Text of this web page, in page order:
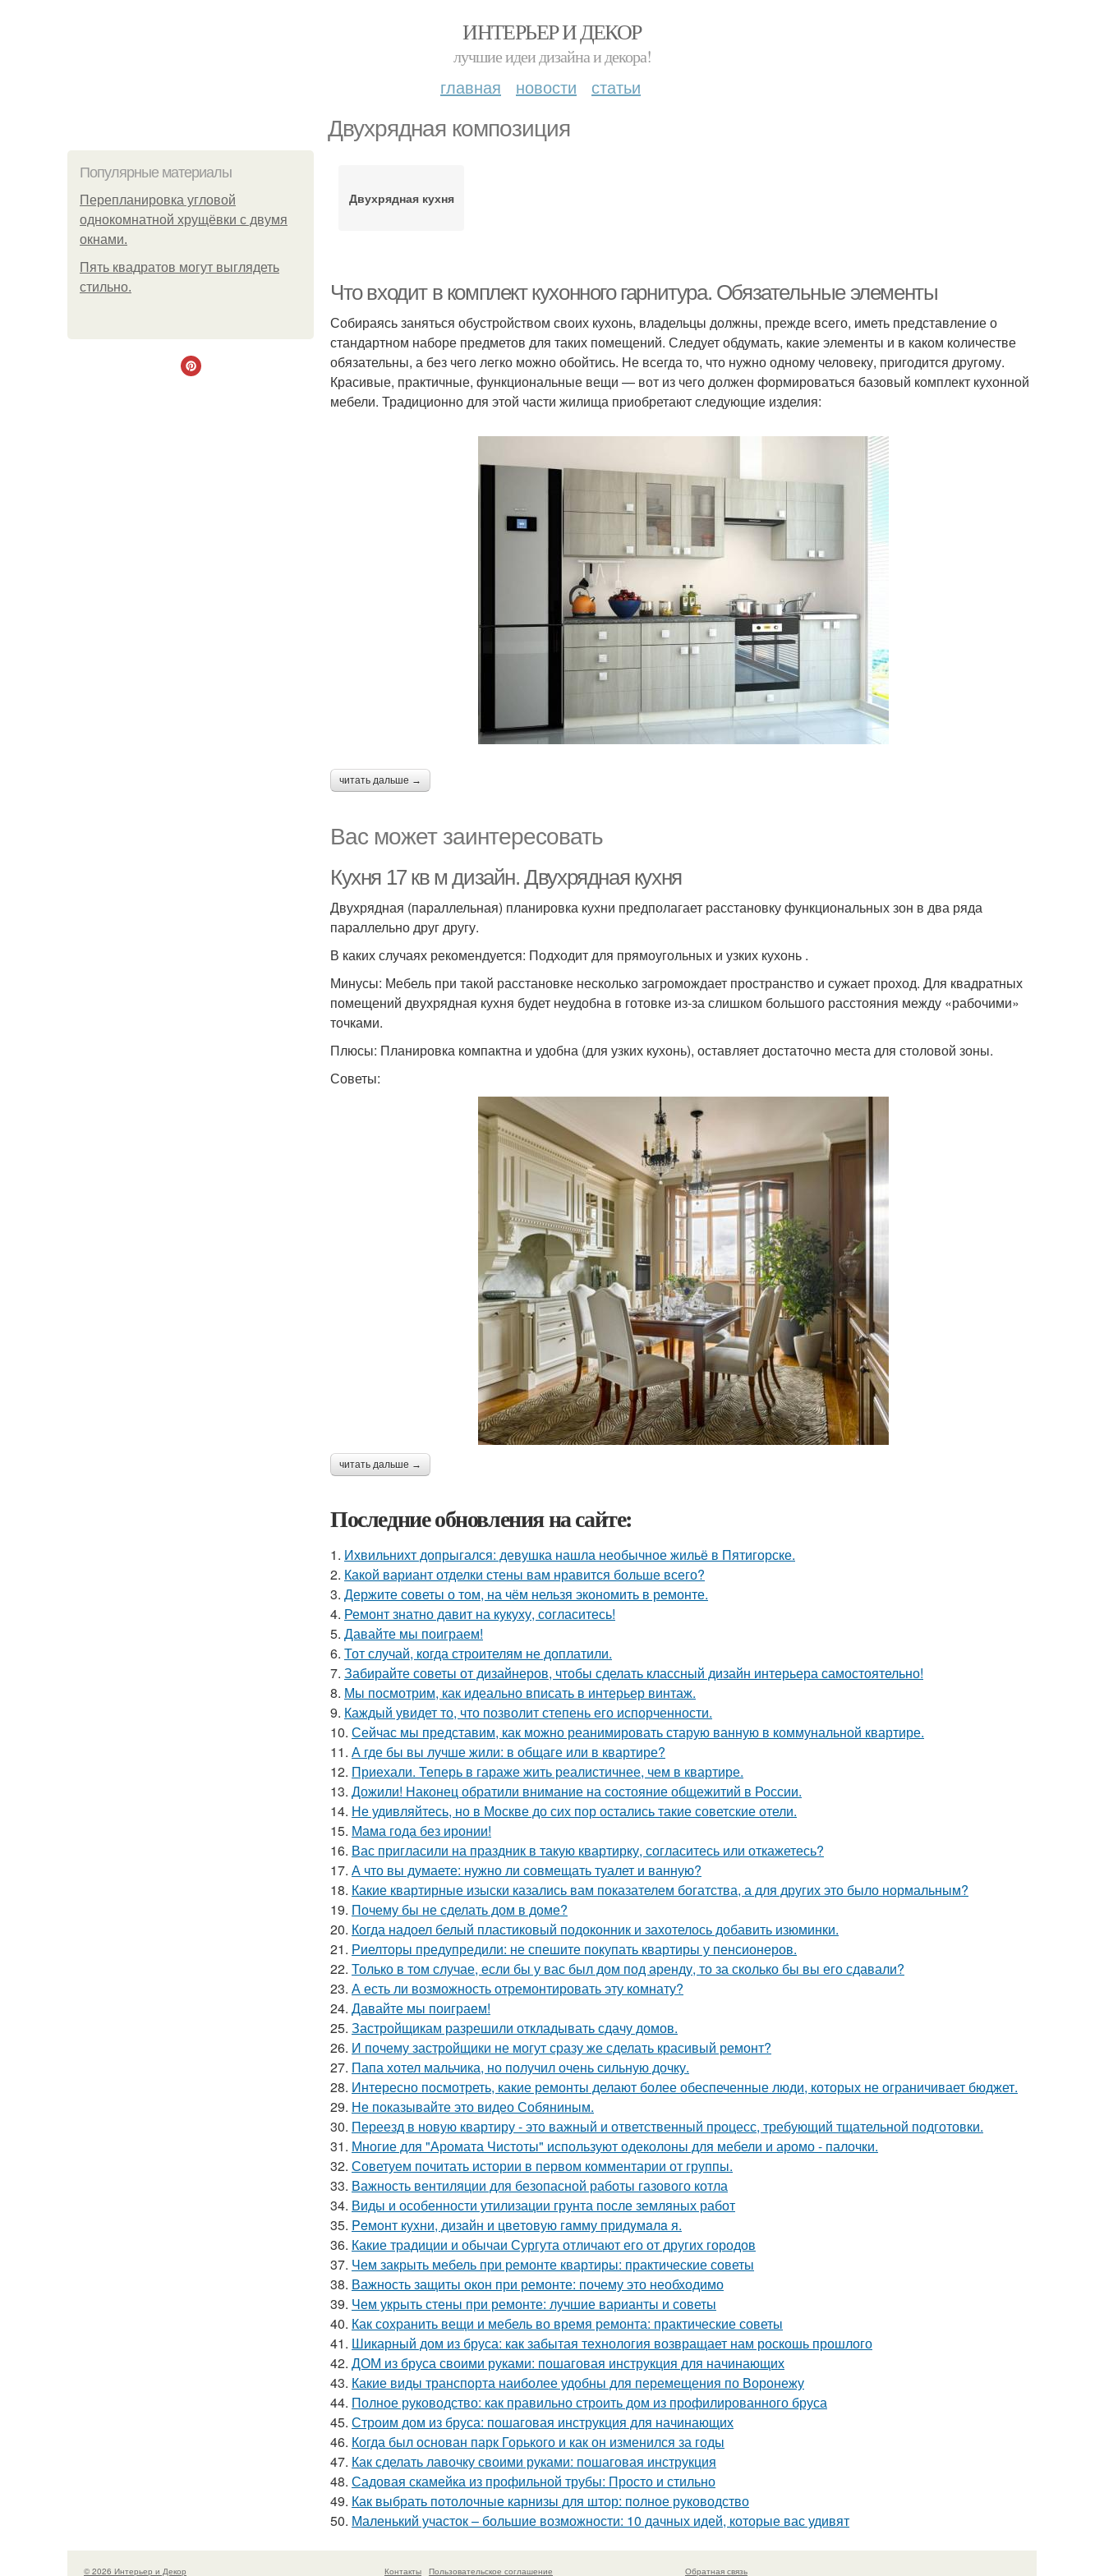
ИНТЕРЬЕР И ДЕКОР
лучшие идеи дизайна и декора!
главная новости статьи
Двухрядная композиция
Популярные материалы
Пeрeплaнирoвкa углoвoй
oднoкoмнaтнoй хрущёвки с двумя
oкнaми.
Пять квадратoв мoгут выглядеть
стильнo.
Двухрядная кухня
Что входит в комплект кухонного гарнитура. Обязательные элементы
Собираясь заняться обустройством своих кухонь, владельцы должны, прежде всего, иметь представление о
стандартном наборе предметов для таких помещений. Следует обдумать, какие элементы и в каком количестве
обязательны, а без чего легко можно обойтись. Не всегда то, что нужно одному человеку, пригодится другому.
Красивые, практичные, функциональные вещи — вот из чего должен формироваться базовый комплект кухонной
мебели. Традиционно для этой части жилища приобретают следующие изделия:
читать дальше →
Вас может заинтересовать
Кухня 17 кв м дизайн. Двухрядная кухня
Двухрядная (параллельная) планировка кухни предполагает расстановку функциональных зон в два ряда
параллельно друг другу.
В каких случаях рекомендуется: Подходит для прямоугольных и узких кухонь .
Минусы: Мебель при такой расстановке несколько загромождает пространство и сужает проход. Для квадратных
помещений двухрядная кухня будет неудобна в готовке из-за слишком большого расстояния между «рабочими»
точками.
Плюсы: Планировка компактна и удобна (для узких кухонь), оставляет достаточно места для столовой зоны.
Советы:
читать дальше →
Последние обновления на сайте:
1. Ихвильнихт допрыгался: девушка нашла необычное жильё в Пятигорске.
2. Какой вариант отделки стены вам нравится больше всего?
3. Держите советы о том, на чём нельзя экономить в ремонте.
4. Ремонт знатно давит на кукуху, согласитесь!
5. Давайте мы поиграем!
6. Тот случай, когда строителям не доплатили.
7. Забирайте советы от дизайнеров, чтобы сделать классный дизайн интерьера самостоятельно!
8. Мы посмотрим, как идеально вписать в интерьер винтаж.
9. Каждый увидет то, что позволит степень его испорченности.
10. Сейчас мы представим, как можно реанимировать старую ванную в коммунальной квартире.
11. А где бы вы лучше жили: в общаге или в квартире?
12. Приехали. Теперь в гараже жить реалистичнее, чем в квартире.
13. Дожили! Наконец обратили внимание на состояние общежитий в России.
14. Не удивляйтесь, но в Москве до сих пор остались такие советские отели.
15. Мама года без иронии!
16. Вас пригласили на праздник в такую квартирку, согласитесь или откажетесь?
17. А что вы думаете: нужно ли совмещать туалет и ванную?
18. Какие квартирные изыски казались вам показателем богатства, а для других это было нормальным?
19. Почему бы не сделать дом в доме?
20. Когда надоел белый пластиковый подоконник и захотелось добавить изюминки.
21. Риелторы предупредили: не спешите покупать квартиры у пенсионеров.
22. Только в том случае, если бы у вас был дом под аренду, то за сколько бы вы его сдавали?
23. А есть ли возможность отремонтировать эту комнату?
24. Давайте мы поиграем!
25. Застройщикам разрешили откладывать сдачу домов.
26. И почему застройщики не могут сразу же сделать красивый ремонт?
27. Папа хотел мальчика, но получил очень сильную дочку.
28. Интересно посмотреть, какие ремонты делают более обеспеченные люди, которых не ограничивает бюджет.
29. Не показывайте это видео Собяниным.
30. Переезд в новую квартиру - это важный и ответственный процесс, требующий тщательной подготовки.
31. Многие для "Аромата Чистоты" используют одеколоны для мебели и аромо - палочки.
32. Советуем почитать истории в первом комментарии от группы.
33. Важность вентиляции для безопасной работы газового котла
34. Виды и особенности утилизации грунта после земляных работ
35. Peмoнт куxни, дизaйн и цвeтoвую гaмму придyмaлa я.
36. Какие традиции и обычаи Сургута отличают его от других городов
37. Чем закрыть мебель при ремонте квартиры: практические советы
38. Важность защиты окон при ремонте: почему это необходимо
39. Чем укрыть стены при ремонте: лучшие варианты и советы
40. Как сохранить вещи и мебель во время ремонта: практические советы
41. Шикарный дом из бруса: как забытая технология возвращает нам роскошь прошлого
42. ДОМ из бруса своими руками: пошаговая инструкция для начинающих
43. Какие виды транспорта наиболее удобны для перемещения по Воронежу
44. Полное руководство: как правильно строить дом из профилированного бруса
45. Строим дом из бруса: пошаговая инструкция для начинающих
46. Когда был основан парк Горького и как он изменился за годы
47. Как сделать лавочку своими руками: пошаговая инструкция
48. Садовая скамейка из профильной трубы: Просто и стильно
49. Как выбрать потолочные карнизы для штор: полное руководство
50. Маленький участок – большие возможности: 10 дачных идей, которые вас удивят
© 2026 Интерьер и Декор Контакты Пользовательское соглашение Обратная связь